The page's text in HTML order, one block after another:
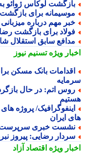
لوکاس ژوائو به
برای بازگشت
مهم درباره میزبانی
برای بازگشت
سابق استقلال
ویژهتسنیم نیوز
بانک مسکن برای
اتم: در حال
پروژه
ایران
خبری سرپرست
رضایی: پیروز نبرد
ویژهاقتصاد آزاد